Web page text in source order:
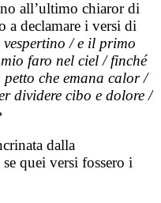
all’ultimo chiaror di
a declamare i versi di
/ e il primo
faro nel ciel / finché
che emana calor /
dividere cibo e dolore /
dalla
quei versi fossero i